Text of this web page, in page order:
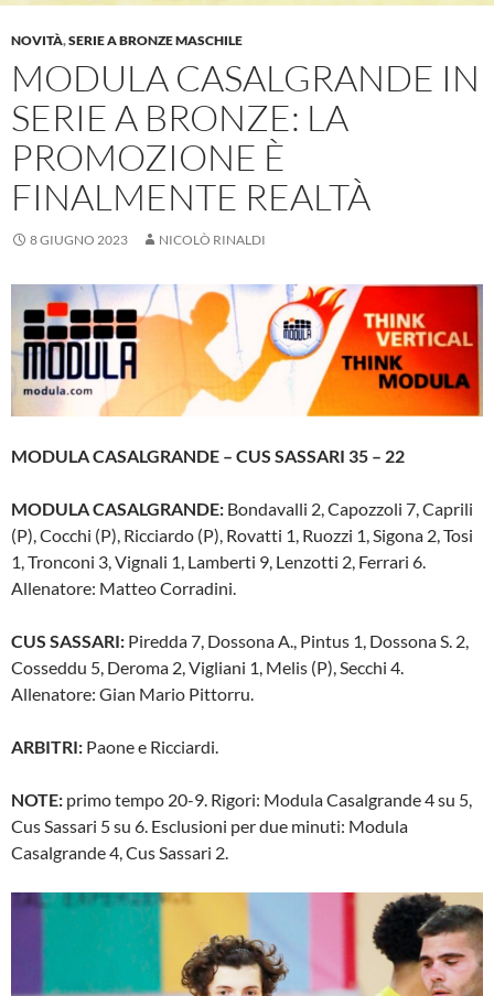
NOVITÀ,SERIE A BRONZE MASCHILE
MODULA CASALGRANDE IN
SERIE A BRONZE: LA
PROMOZIONE È
FINALMENTE REALTÀ
8 GIUGNO 2023 NICOLÒ RINALDI
MODULA CASALGRANDE – CUS SASSARI 35 – 22
MODULA CASALGRANDE: Bondavalli 2, Capozzoli 7, Caprili
(P), Cocchi (P), Ricciardo (P), Rovatti 1, Ruozzi 1, Sigona 2, Tosi
1, Tronconi 3, Vignali 1, Lamberti 9, Lenzotti 2, Ferrari 6.
Allenatore: Matteo Corradini.
CUS SASSARI: Piredda 7, Dossona A., Pintus 1, Dossona S. 2,
Cosseddu 5, Deroma 2, Vigliani 1, Melis (P), Secchi 4.
Allenatore: Gian Mario Pittorru.
ARBITRI: Paone e Ricciardi.
NOTE: primo tempo 20-9. Rigori: Modula Casalgrande 4 su 5,
Cus Sassari 5 su 6. Esclusioni per due minuti: Modula
Casalgrande 4, Cus Sassari 2.